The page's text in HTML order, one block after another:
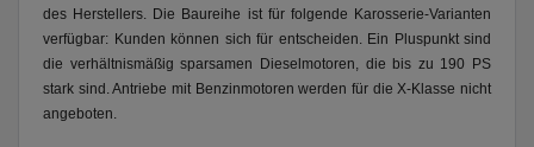
des Herstellers. Die Baureihe ist für folgende Karosserie-Varianten
verfügbar: Kunden können sich für entscheiden. Ein Pluspunkt sind
die verhältnismäßig sparsamen Dieselmotoren, die bis zu 190 PS
stark sind. Antriebe mit Benzinmotoren werden für die X-Klasse nicht
angeboten.